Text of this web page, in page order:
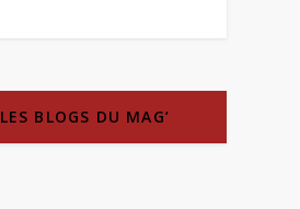
LES BLOGS DU MAG’